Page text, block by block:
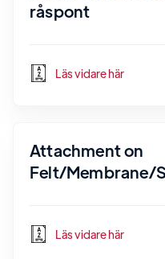
råspont
Läs vidare här
Attachment on
Felt/Membrane/
Läs vidare här